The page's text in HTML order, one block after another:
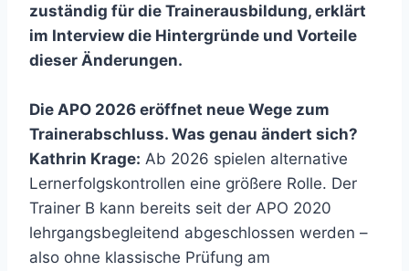
zuständig für die Trainerausbildung, erklärt
im Interview die Hintergründe und Vorteile
dieser Änderungen.
Die APO 2026 eröffnet neue Wege zum
Trainerabschluss. Was genau ändert sich?
Kathrin Krage: Ab 2026 spielen alternative
Lernerfolgskontrollen eine größere Rolle. Der
Trainer B kann bereits seit der APO 2020
lehrgangsbegleitend abgeschlossen werden –
also ohne klassische Prüfung am